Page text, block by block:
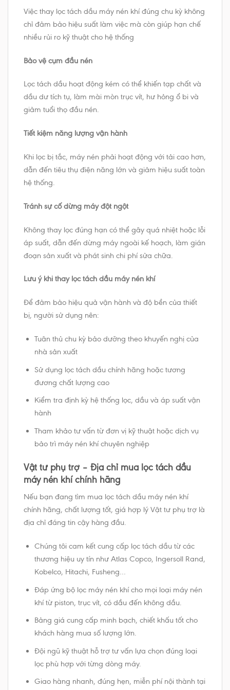
Việc thay lọc tách dầu máy nén khí đúng chu kỳ không
chỉ đảm bảo hiệu suất làm việc mà còn giúp hạn chế
nhiều rủi ro kỹ thuật cho hệ thống
Bảo vệ cụm đầu nén
Lọc tách dầu hoạt động kém có thể khiến tạp chất và
dầu dư tích tụ, làm mài mòn trục vít, hư hỏng ổ bi và
giảm tuổi thọ đầu nén.
Tiết kiệm năng lượng vận hành
Khi lọc bị tắc, máy nén phải hoạt động với tải cao hơn,
dẫn đến tiêu thụ điện năng lớn và giảm hiệu suất toàn
hệ thống.
Tránh sự cố dừng máy đột ngột
Không thay lọc đúng hạn có thể gây quá nhiệt hoặc lỗi
áp suất, dẫn đến dừng máy ngoài kế hoạch, làm gián
đoạn sản xuất và phát sinh chi phí sửa chữa.
Lưu ý khi thay lọc tách dầu máy nén khí
Để đảm bảo hiệu quả vận hành và độ bền của thiết
bị, người sử dụng nên:
Tuân thủ chu kỳ bảo dưỡng theo khuyến nghị của
nhà sản xuất
Sử dụng lọc tách dầu chính hãng hoặc tương
đương chất lượng cao
Kiểm tra định kỳ hệ thống lọc, dầu và áp suất vận
hành
Tham khảo tư vấn từ đơn vị kỹ thuật hoặc dịch vụ
bảo trì máy nén khí chuyên nghiệp
Vật tư phụ trợ – Địa chỉ mua lọc tách dầu
máy nén khí chính hãng
Nếu bạn đang tìm mua lọc tách dầu máy nén khí
chính hãng, chất lượng tốt, giá hợp lý Vật tư phụ trợ là
địa chỉ đáng tin cậy hàng đầu.
Chúng tôi cam kết cung cấp lọc tách dầu từ các
thương hiệu uy tín như Atlas Copco, Ingersoll Rand,
Kobelco, Hitachi, Fusheng…
Đáp ứng bộ lọc máy nén khí cho mọi loại máy nén
khí từ piston, trục vít, có dầu đến không dầu.
Bảng giá cung cấp minh bạch, chiết khấu tốt cho
khách hàng mua số lượng lớn.
Đội ngũ kỹ thuật hỗ trợ tư vấn lựa chọn đúng loại
lọc phù hợp với từng dòng máy.
Giao hàng nhanh, đúng hẹn, miễn phí nội thành tại